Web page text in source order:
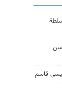
قاسم